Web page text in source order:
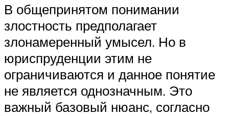
В общепринятом понимании
злостность предполагает
злонамеренный умысел. Но в
юриспруденции этим не
ограничиваются и данное понятие
не является однозначным. Это
важный базовый нюанс, согласно